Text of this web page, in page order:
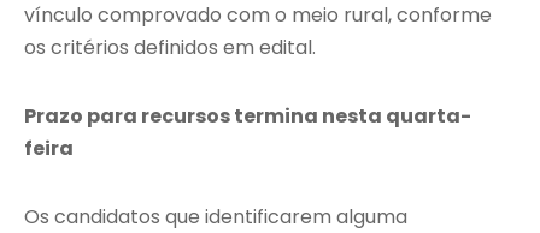
vínculo comprovado com o meio rural, conforme
os critérios definidos em edital.
Prazo para recursos termina nesta quarta-
feira
Os candidatos que identificarem alguma